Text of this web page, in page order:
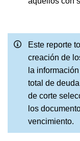
Este reporte
creación de
la
total de
de corte
los
vencimiento.